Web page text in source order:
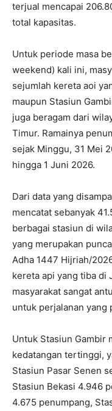
terjual mencapai
total kapasitas.
Untuk periode masa
weekend) kali ini,
sejumlah kereta aoi
maupun Stasiun
juga beragam dari
Timur. Ramainya
sejak Minggu, 31 Mei
hingga 1 Juni 2026.
Dari data yang
mencatat sebanyak
berbagai stasiun di
yang merupakan
Adha 1447 Hijriah/
kereta api yang tiba di
masyarakat sangat
untuk perjalanan yang
Untuk Stasiun Gambir
kedatangan tertinggi,
Stasiun Pasar Senen
Stasiun Bekasi 4.946
4.675 penumpang,